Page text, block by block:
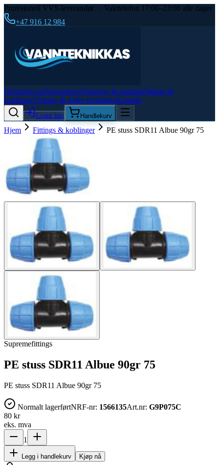
Profesjonell VVS-leverandør · Vakttelefon 17:00–23:00 alle dager
+47 916 12 984
HjemOm ossFlensedelerTestutstyr & redningFittings &
koblingerVerktøy & andre produkterKontakt
Logg inn
Handlekurv
Hjem Fittings & koblinger PE stuss SDR11 Albue 90gr 75
Supremefittings
PE stuss SDR11 Albue 90gr 75
PE stuss SDR11 Albue 90gr 75
Normalt lagerførtNRF-nr: 1566135Art.nr: G9P075C
80 kr
eks. mva
1
Legg i handlekurv Kjøp nå